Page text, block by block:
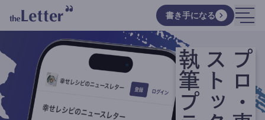
書き手になる